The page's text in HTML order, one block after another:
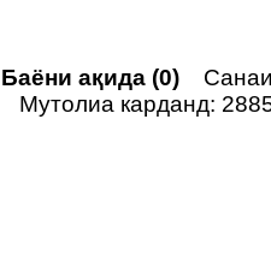
Баёни ақида (0)
Мутолиа карданд: